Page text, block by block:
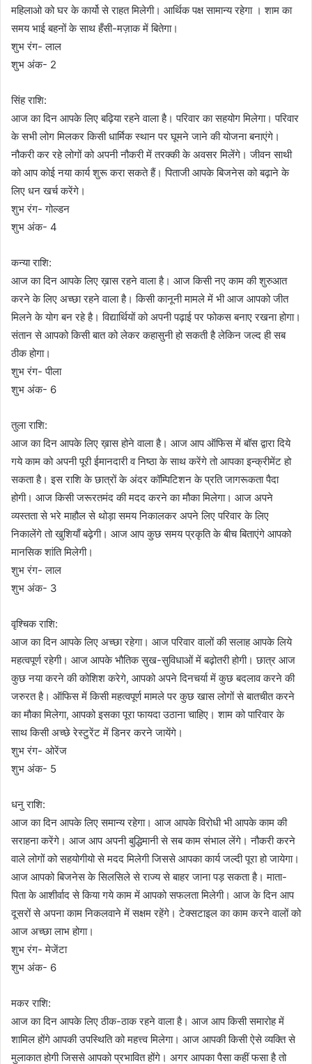
महिलाओ को घर के कार्यो से राहत मिलेगी। आर्थिक पक्ष सामान्य रहेगा । शाम का
समय भाई बहनों के साथ हँसी-मज़ाक में बितेगा।
शुभ रंग- लाल
शुभ अंक- 2
सिंह राशि:
आज का दिन आपके लिए बढ़िया रहने वाला है। परिवार का सहयोग मिलेगा। परिवार
के सभी लोग मिलकर किसी धार्मिक स्थान पर घूमने जाने की योजना बनाएंगे।
नौकरी कर रहे लोगों को अपनी नौकरी में तरक्की के अवसर मिलेंगे। जीवन साथी
को आप कोई नया कार्य शुरू करा सकते हैं। पिताजी आपके बिजनेस को बढ़ाने के
लिए धन खर्च करेंगे।
शुभ रंग- गोल्डन
शुभ अंक- 4
कन्या राशि:
आज का दिन आपके लिए ख़ास रहने वाला है। आज किसी नए काम की शुरुआत
करने के लिए अच्छा रहने वाला है। किसी कानूनी मामले में भी आज आपको जीत
मिलने के योग बन रहे है। विद्यार्थियों को अपनी पढ़ाई पर फोकस बनाए रखना होगा।
संतान से आपको किसी बात को लेकर कहासुनी हो सकती है लेकिन जल्द ही सब
ठीक होगा।
शुभ रंग- पीला
शुभ अंक- 6
तुला राशि:
आज का दिन आपके लिए ख़ास होने वाला है। आज आप ऑफिस में बॉस द्वारा दिये
गये काम को अपनी पूरी ईमानदारी व निष्ठा के साथ करेंगे तो आपका इन्क्रीमेंट हो
सकता है। इस राशि के छात्रों के अंदर कॉम्पिटिशन के प्रति जागरूकता पैदा
होगी। आज किसी जरूरतमंद की मदद करने का मौका मिलेगा। आज अपने
व्यस्तता से भरे माहौल से थोड़ा समय निकालकर अपने लिए परिवार के लिए
निकालेंगे तो खुशियाँ बढ़ेगी। आज आप कुछ समय प्रकृति के बीच बिताएंगे आपको
मानसिक शांति मिलेगी।
शुभ रंग- लाल
शुभ अंक- 3
वृश्चिक राशि:
आज का दिन आपके लिए अच्छा रहेगा। आज परिवार वालों की सलाह आपके लिये
महत्वपूर्ण रहेगी। आज आपके भौतिक सुख-सुविधाओं में बढ़ोतरी होगी। छात्र आज
कुछ नया करने की कोशिश करेगे, आपको अपने दिनचर्या में कुछ बदलाव करने की
जरुरत है। ऑफिस में किसी महत्वपूर्ण मामले पर कुछ खास लोगों से बातचीत करने
का मौका मिलेगा, आपको इसका पूरा फायदा उठाना चाहिए। शाम को पारिवार के
साथ किसी अच्छे रेस्टुरेंट में डिनर करने जायेंगे।
शुभ रंग- ओरेंज
शुभ अंक- 5
धनु राशि:
आज का दिन आपके लिए समान्य रहेगा। आज आपके विरोधी भी आपके काम की
सराहना करेंगे। आज आप अपनी बुद्धिमानी से सब काम संभाल लेंगे। नौकरी करने
वाले लोगों को सहयोगीयो से मदद मिलेगी जिससे आपका कार्य जल्दी पूरा हो जायेगा।
आज आपको बिजनेस के सिलसिले से राज्य से बाहर जाना पड़ सकता है। माता-
पिता के आशीर्वाद से किया गये काम में आपको सफलता मिलेगी। आज के दिन आप
दूसरों से अपना काम निकलवाने में सक्षम रहेंगे। टेक्सटाइल का काम करने वालों को
आज अच्छा लाभ होगा।
शुभ रंग- मेजेंटा
शुभ अंक- 6
मकर राशि:
आज का दिन आपके लिए ठीक-ठाक रहने वाला है। आज आप किसी समारोह में
शामिल होंगे आपकी उपस्थिति को महत्त्व मिलेगा। आज आपकी किसी ऐसे व्यक्ति से
मुलाकात होगी जिससे आपको प्रभावित होंगे। अगर आपका पैसा कहीं फसा है तो